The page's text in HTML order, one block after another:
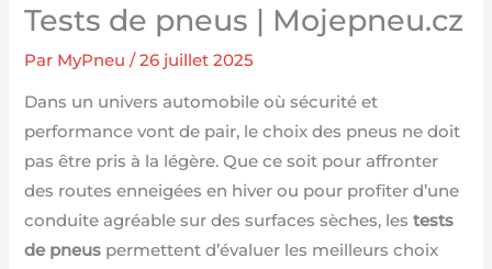
Tests de pneus | Mojepneu.cz
Par MyPneu/26 juillet 2025
Dans un univers automobile où sécurité et
performance vont de pair, le choix des pneus ne doit
pas être pris à la légère. Que ce soit pour affronter
des routes enneigées en hiver ou pour profiter d’une
conduite agréable sur des surfaces sèches, lestests
de pneus permettent d’évaluer les meilleurs choix